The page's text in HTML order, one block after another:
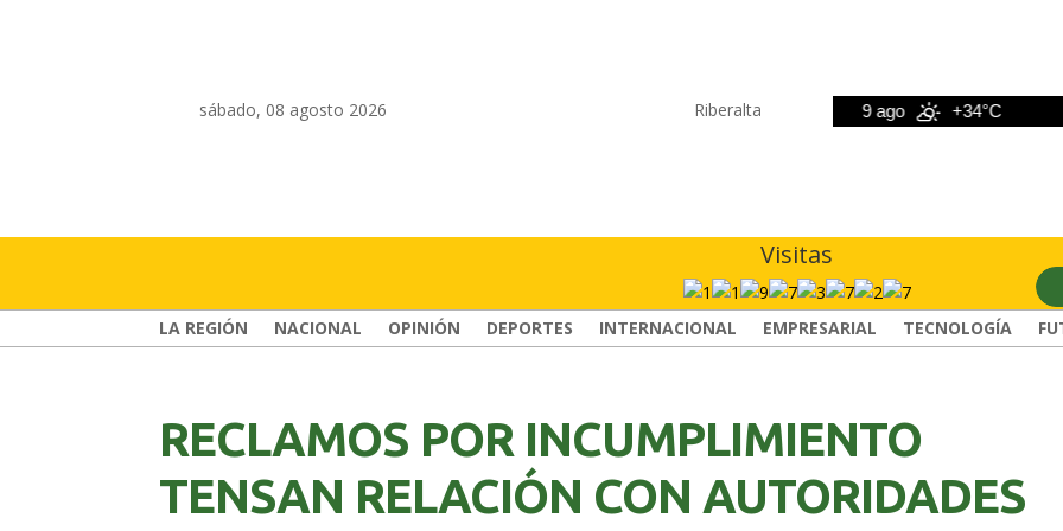
sábado, 08 agosto 2026 Riberalta
+33°C 9 ago +34°C 10
Visitas
LA REGIÓN NACIONAL OPINIÓN DEPORTES INTERNACIONAL EMPRESARIAL TECNOLOGÍA
RECLAMOS POR INCUMPLIMIENTO
TENSAN RELACIÓN CON AUTORIDADES